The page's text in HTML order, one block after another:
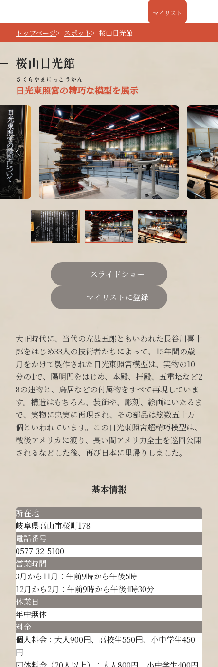
マイリスト
トップページ スポット 桜山日光館
桜山日光館
日光東照宮の精巧な模型を展示
大正時代に、当代の左甚五郎ともいわれた長谷川喜十
郎をはじめ33人の技術者たちによって、15年間の歳
月をかけて製作された日光東照宮模型は、実物の10
分の1で、陽明門をはじめ、本殿、拝殿、五重塔など2
8の建物と、鳥居などの付属物をすべて再現していま
す。構造はもちろん、装飾や、彫刻、絵画にいたるま
で、実物に忠実に再現され、その部品は総数五十万
個といわれています。この日光東照宮超精巧模型は、
戦後アメリカに渡り、長い間アメリ力全土を巡回公開
されるなどした後、再び日本に里帰りしました。
スライドショー
マイリストに登録
基本情報
所在地
岐阜県高山市桜町178
電話番号
0577-32-5100
営業時間
3月から11月：午前9時から午後5時
12月から2月：午前9時から午後4時30分
休業日
年中無休
料金
個人料金：大人900円、高校生550円、小中学生450
円